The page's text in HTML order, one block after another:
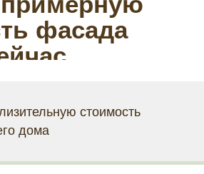
стоимость
дома